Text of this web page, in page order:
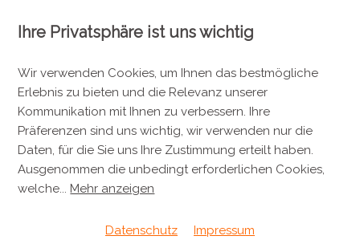
KONTAKT
Metzgerei Künzli AG
Mülistrasse 7
8143 Stallikon
+41 44 701 80 80
info@metzgereikuenzli.ch
Ihre Privatsphäre ist uns wichtig
Wir verwenden Cookies, um Ihnen das bestmögliche
Erlebnis zu bieten und die Relevanz unserer
Kommunikation mit Ihnen zu verbessern. Ihre
Präferenzen sind uns wichtig, wir verwenden nur die
Daten, für die Sie uns Ihre Zustimmung erteilt haben.
Ausgenommen die unbedingt erforderlichen Cookies,
welche... Mehr anzeigen
Datenschutz Impressum